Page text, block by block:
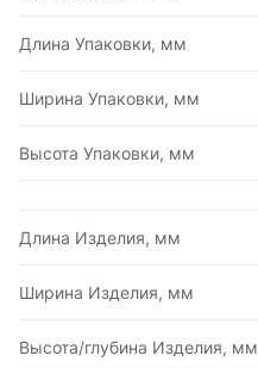
Длина Упаковки, мм
Ширина Упаковки, мм
Высота Упаковки, мм
Длина Изделия, мм
Ширина Изделия, мм
Высота/глубина Изделия, мм